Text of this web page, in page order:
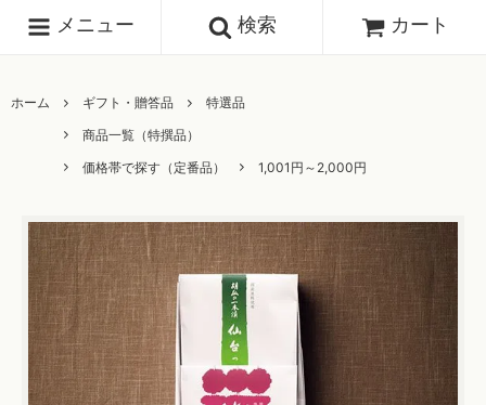
メニュー 検索 カート
ホーム ギフト・贈答品
特選品
商品一覧（特撰品）
価格帯で探す（定番品）
1,001円～2,000円